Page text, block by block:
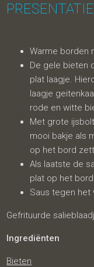
Warme borden
De gele bieten
plat laagje.
laagje
rode en witte
Met grote
mooi bakje als
op het bord
Als laatste de
plat op het
Saus tegen het
Gefrituurde
Ingrediënten
Bieten